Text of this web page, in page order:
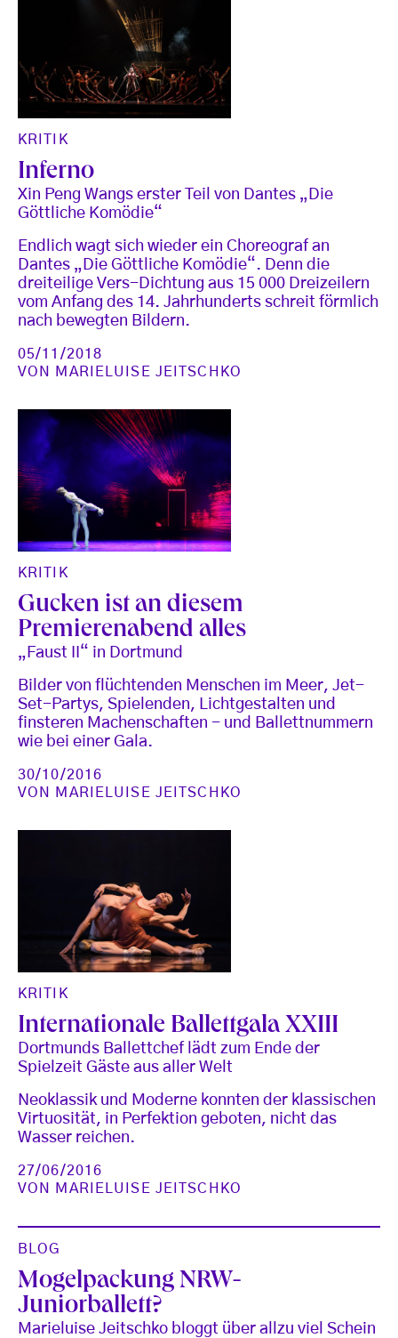
KRITIK
Inferno
Xin Peng Wangs erster Teil von Dantes „Die
Göttliche Komödie“
Endlich wagt sich wieder ein Choreograf an
Dantes „Die Göttliche Komödie“. Denn die
dreiteilige Vers-Dichtung aus 15 000 Dreizeilern
vom Anfang des 14. Jahrhunderts schreit förmlich
nach bewegten Bildern.
05/11/2018
VON MARIELUISE JEITSCHKO
KRITIK
Gucken ist an diesem
Premierenabend alles
„Faust II“ in Dortmund
Bilder von flüchtenden Menschen im Meer, Jet-
Set-Partys, Spielenden, Lichtgestalten und
finsteren Machenschaften - und Ballettnummern
wie bei einer Gala.
30/10/2016
VON MARIELUISE JEITSCHKO
KRITIK
Internationale Ballettgala XXIII
Dortmunds Ballettchef lädt zum Ende der
Spielzeit Gäste aus aller Welt
Neoklassik und Moderne konnten der klassischen
Virtuosität, in Perfektion geboten, nicht das
Wasser reichen.
27/06/2016
VON MARIELUISE JEITSCHKO
BLOG
Mogelpackung NRW-
Juniorballett?
Marieluise Jeitschko bloggt über allzu viel Schein